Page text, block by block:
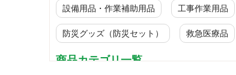
設備用品・作業補助用品 工事作業用品
防災グッズ（防災セット） 救急医療品
商品カテゴリ一覧